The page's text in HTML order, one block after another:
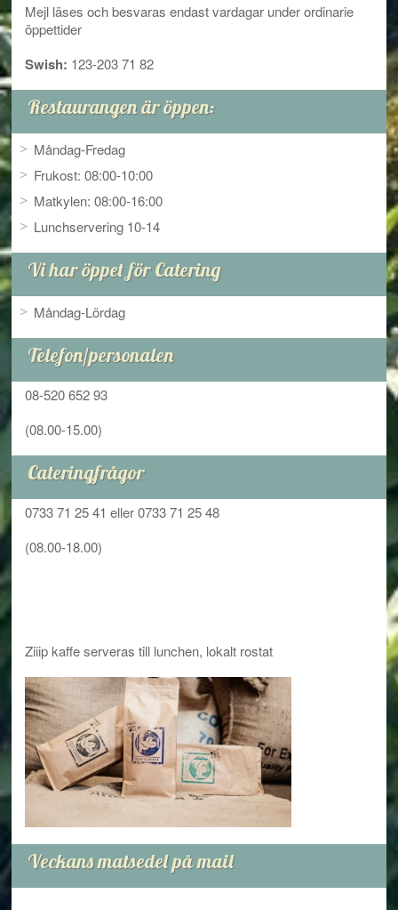
Mejl läses och besvaras endast vardagar under ordinarie
öppettider
Swish: 123-203 71 82
Restaurangen är öppen:
Måndag-Fredag
Frukost: 08:00-10:00
Matkylen: 08:00-16:00
Lunchservering 10-14
Vi har öppet för Catering
Måndag-Lördag
Telefon/personalen
08-520 652 93
(08.00-15.00)
Cateringfrågor
0733 71 25 41 eller 0733 71 25 48
(08.00-18.00)
Ziiip kaffe serveras till lunchen, lokalt rostat
Veckans matsedel på mail